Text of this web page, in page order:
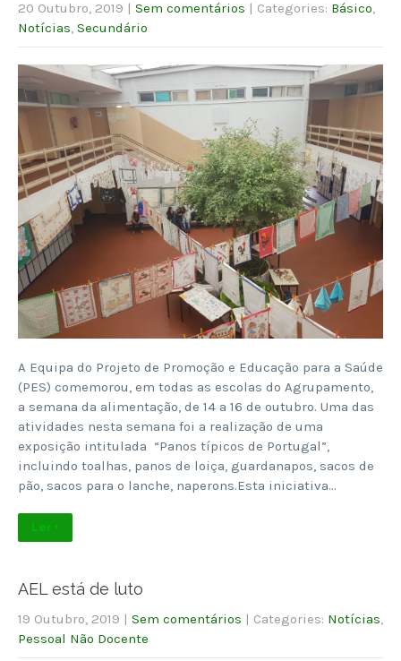
20 Outubro, 2019 | Sem comentários | Categories: Básico,
Notícias, Secundário
A Equipa do Projeto de Promoção e Educação para a Saúde
(PES) comemorou, em todas as escolas do Agrupamento,
a semana da alimentação, de 14 a 16 de outubro. Uma das
atividades nesta semana foi a realização de uma
exposição intitulada “Panos típicos de Portugal”,
incluindo toalhas, panos de loiça, guardanapos, sacos de
pão, sacos para o lanche, naperons.Esta iniciativa…
Ler +
AEL está de luto
19 Outubro, 2019 | Sem comentários | Categories: Notícias,
Pessoal Não Docente